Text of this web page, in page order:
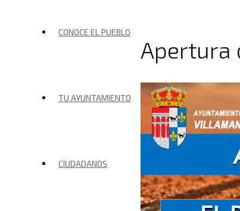
CONOCE EL PUEBLO
TU AYUNTAMIENTO
CIUDADANOS
Apertura